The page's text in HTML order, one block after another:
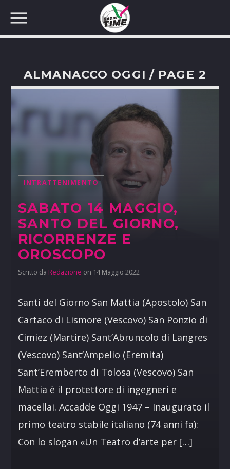
CERCA NEL SITO WEB:
ALMANACCO OGGI / PAGE 2
INTRATTENIMENTO
SABATO 14 MAGGIO,
SANTO DEL GIORNO,
RICORRENZE E
OROSCOPO
Scritto da Redazione on 14 Maggio 2022
Santi del Giorno San Mattia (Apostolo) San
Cartaco di Lismore (Vescovo) San Ponzio di
Cimiez (Martire) Sant’Abruncolo di Langres
(Vescovo) Sant’Ampelio (Eremita)
Sant’Eremberto di Tolosa (Vescovo) San
Mattia è il protettore di ingegneri e
macellai. Accadde Oggi 1947 – Inaugurato il
primo teatro stabile italiano (74 anni fa):
Con lo slogan «Un Teatro d’arte per […]